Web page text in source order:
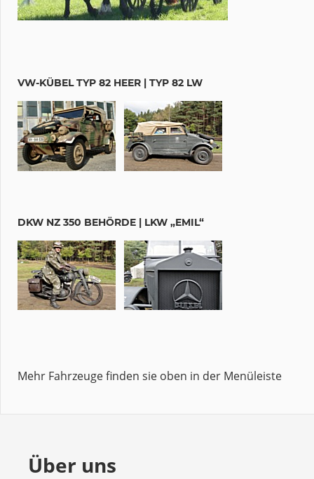
VW-KÜBEL TYP 82 HEER | TYP 82 LW
DKW NZ 350 BEHÖRDE | LKW „EMIL“
Mehr Fahrzeuge finden sie oben in der Menüleiste
Über uns